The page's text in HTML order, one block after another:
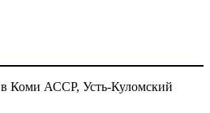
в Коми АССР, Усть-Куломский